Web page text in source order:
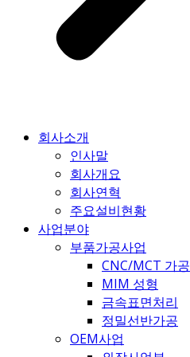
회사소개
인사말
회사개요
회사연혁
주요설비현황
사업분야
부품가공사업
CNC/MCT 가공
MIM 성형
금속표면처리
정밀선반가공
OEM사업